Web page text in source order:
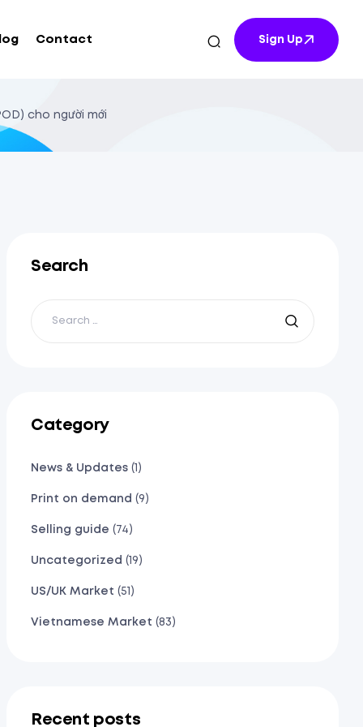
Contact Sign Up
cho người mới
Search
Category
News & Updates (1)
Print on demand (9)
Selling guide (74)
Uncategorized (19)
US/UK Market (51)
Vietnamese Market (83)
Recent posts